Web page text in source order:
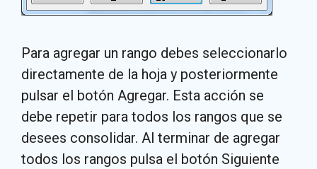
Para agregar un rango debes seleccionarlo
directamente de la hoja y posteriormente
pulsar el botón Agregar. Esta acción se
debe repetir para todos los rangos que se
desees consolidar. Al terminar de agregar
todos los rangos pulsa el botón Siguiente